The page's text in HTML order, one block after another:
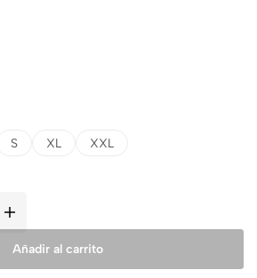
S XL XXL
Añadir al carrito